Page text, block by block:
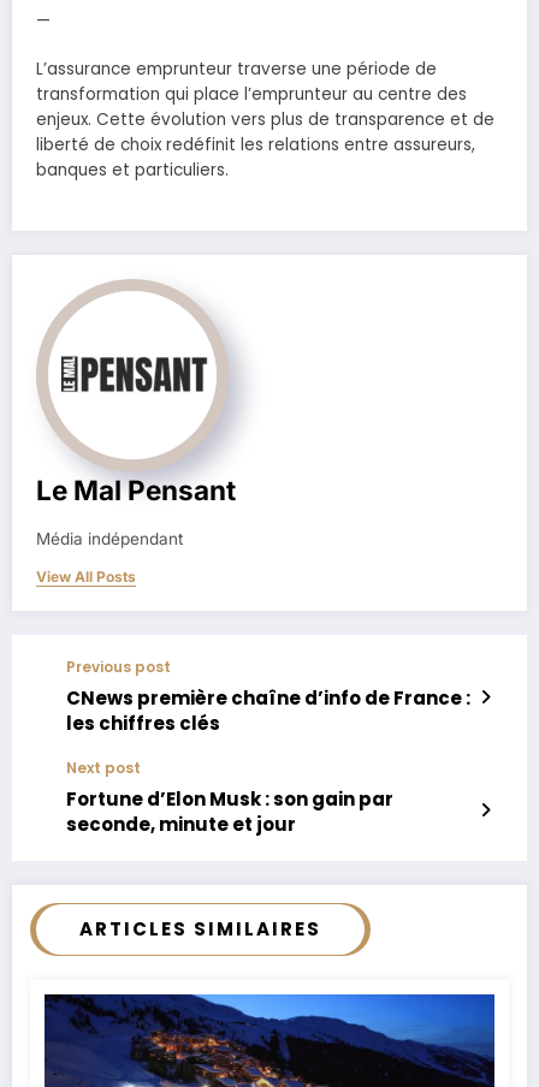
—
L’assurance emprunteur traverse une période de
transformation qui place l’emprunteur au centre des
enjeux. Cette évolution vers plus de transparence et de
liberté de choix redéfinit les relations entre assureurs,
banques et particuliers.
Le Mal Pensant
Média indépendant
View All Posts
Previous post
CNews première chaîne d’info de France :
les chiffres clés
Next post
Fortune d’Elon Musk : son gain par
seconde, minute et jour
ARTICLES SIMILAIRES